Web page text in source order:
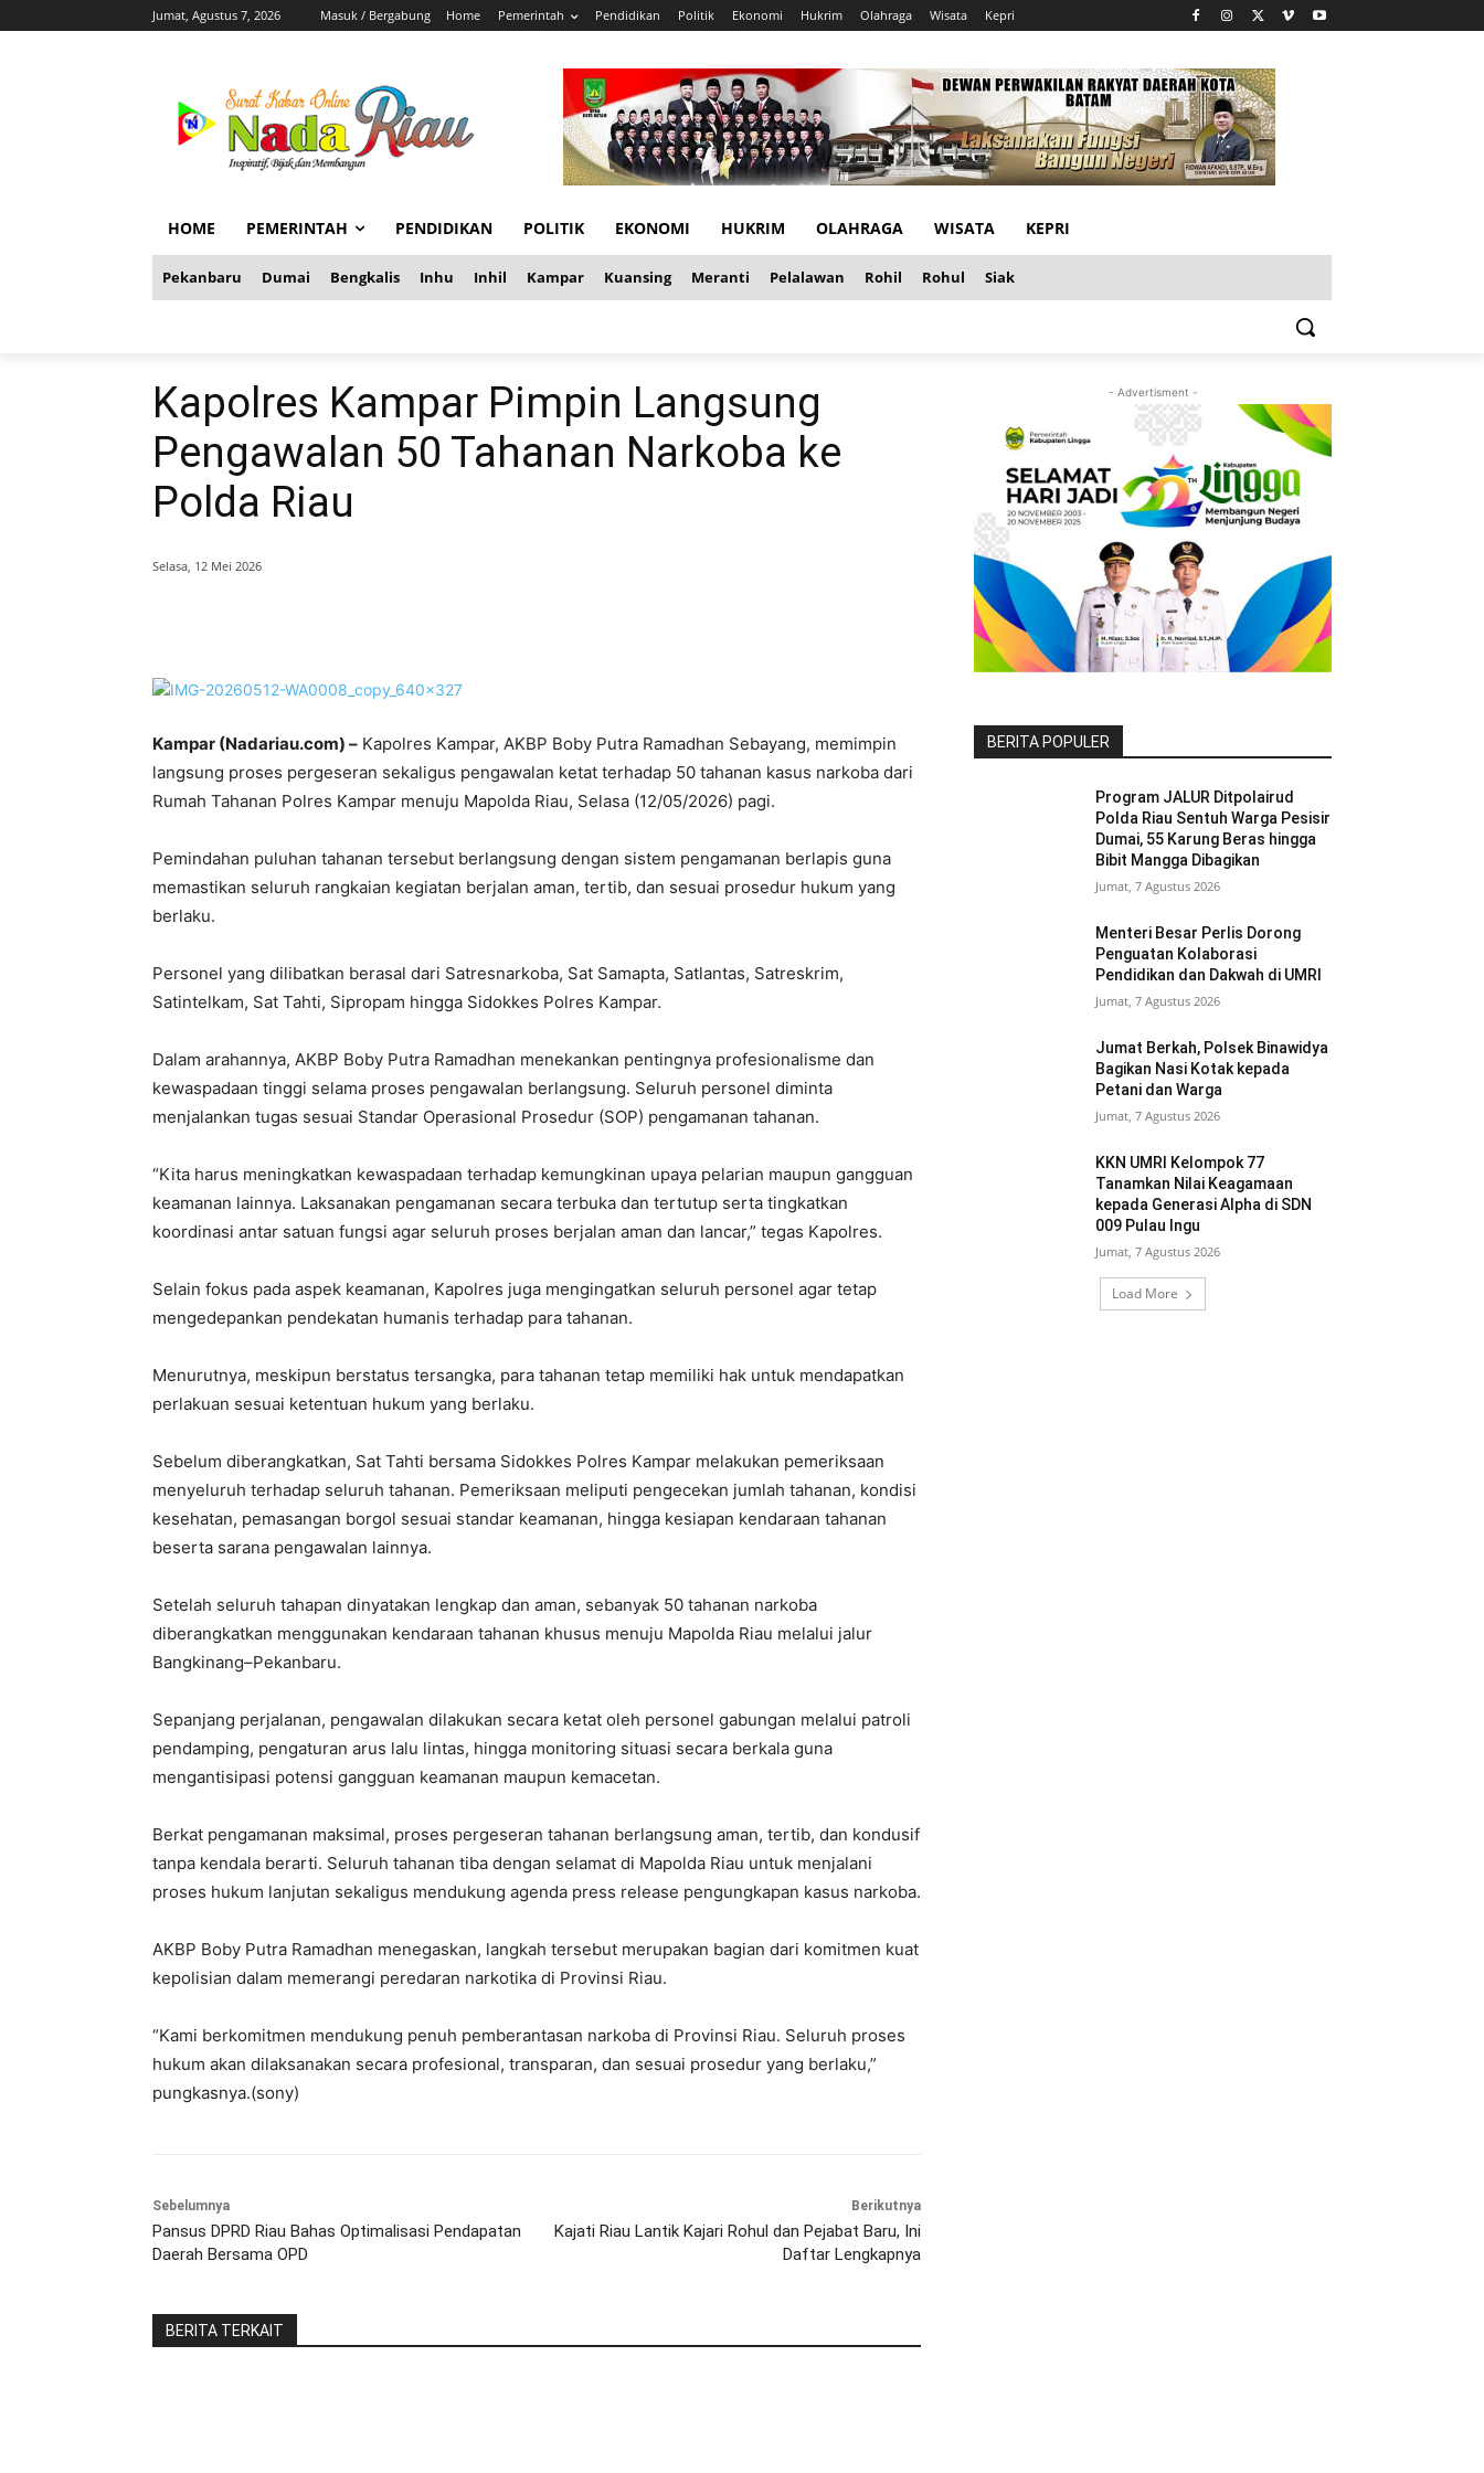
Jumat, Agustus 7, 2026 Masuk / Bergabung Home Pemerintah Pendidikan Politik Ekonomi Hukrim Olahraga Wisata Kepri
HOME PEMERINTAH PENDIDIKAN POLITIK EKONOMI HUKRIM OLAHRAGA WISATA KEPRI
Pekanbaru Dumai Bengkalis Inhu Inhil Kampar Kuansing Meranti Pelalawan Rohil Rohul Siak
Kapolres Kampar Pimpin Langsung
Pengawalan 50 Tahanan Narkoba ke
Polda Riau
Selasa, 12 Mei 2026
Kampar (Nadariau.com) – Kapolres Kampar, AKBP Boby Putra Ramadhan Sebayang, memimpin
langsung proses pergeseran sekaligus pengawalan ketat terhadap 50 tahanan kasus narkoba dari
Rumah Tahanan Polres Kampar menuju Mapolda Riau, Selasa (12/05/2026) pagi.
Pemindahan puluhan tahanan tersebut berlangsung dengan sistem pengamanan berlapis guna
memastikan seluruh rangkaian kegiatan berjalan aman, tertib, dan sesuai prosedur hukum yang
berlaku.
Personel yang dilibatkan berasal dari Satresnarkoba, Sat Samapta, Satlantas, Satreskrim,
Satintelkam, Sat Tahti, Sipropam hingga Sidokkes Polres Kampar.
Dalam arahannya, AKBP Boby Putra Ramadhan menekankan pentingnya profesionalisme dan
kewaspadaan tinggi selama proses pengawalan berlangsung. Seluruh personel diminta
menjalankan tugas sesuai Standar Operasional Prosedur (SOP) pengamanan tahanan.
“Kita harus meningkatkan kewaspadaan terhadap kemungkinan upaya pelarian maupun gangguan
keamanan lainnya. Laksanakan pengamanan secara terbuka dan tertutup serta tingkatkan
koordinasi antar satuan fungsi agar seluruh proses berjalan aman dan lancar,” tegas Kapolres.
Selain fokus pada aspek keamanan, Kapolres juga mengingatkan seluruh personel agar tetap
mengedepankan pendekatan humanis terhadap para tahanan.
Menurutnya, meskipun berstatus tersangka, para tahanan tetap memiliki hak untuk mendapatkan
perlakuan sesuai ketentuan hukum yang berlaku.
Sebelum diberangkatkan, Sat Tahti bersama Sidokkes Polres Kampar melakukan pemeriksaan
menyeluruh terhadap seluruh tahanan. Pemeriksaan meliputi pengecekan jumlah tahanan, kondisi
kesehatan, pemasangan borgol sesuai standar keamanan, hingga kesiapan kendaraan tahanan
beserta sarana pengawalan lainnya.
Setelah seluruh tahapan dinyatakan lengkap dan aman, sebanyak 50 tahanan narkoba
diberangkatkan menggunakan kendaraan tahanan khusus menuju Mapolda Riau melalui jalur
Bangkinang–Pekanbaru.
Sepanjang perjalanan, pengawalan dilakukan secara ketat oleh personel gabungan melalui patroli
pendamping, pengaturan arus lalu lintas, hingga monitoring situasi secara berkala guna
mengantisipasi potensi gangguan keamanan maupun kemacetan.
Berkat pengamanan maksimal, proses pergeseran tahanan berlangsung aman, tertib, dan kondusif
tanpa kendala berarti. Seluruh tahanan tiba dengan selamat di Mapolda Riau untuk menjalani
proses hukum lanjutan sekaligus mendukung agenda press release pengungkapan kasus narkoba.
AKBP Boby Putra Ramadhan menegaskan, langkah tersebut merupakan bagian dari komitmen kuat
kepolisian dalam memerangi peredaran narkotika di Provinsi Riau.
“Kami berkomitmen mendukung penuh pemberantasan narkoba di Provinsi Riau. Seluruh proses
hukum akan dilaksanakan secara profesional, transparan, dan sesuai prosedur yang berlaku,”
pungkasnya.(sony)
Sebelumnya
Pansus DPRD Riau Bahas Optimalisasi Pendapatan
Daerah Bersama OPD
Berikutnya
Kajati Riau Lantik Kajari Rohul dan Pejabat Baru, Ini
Daftar Lengkapnya
BERITA TERKAIT
- Advertisment -
BERITA POPULER
Program JALUR Ditpolairud
Polda Riau Sentuh Warga Pesisir
Dumai, 55 Karung Beras hingga
Bibit Mangga Dibagikan
Jumat, 7 Agustus 2026
Menteri Besar Perlis Dorong
Penguatan Kolaborasi
Pendidikan dan Dakwah di UMRI
Jumat, 7 Agustus 2026
Jumat Berkah, Polsek Binawidya
Bagikan Nasi Kotak kepada
Petani dan Warga
Jumat, 7 Agustus 2026
KKN UMRI Kelompok 77
Tanamkan Nilai Keagamaan
kepada Generasi Alpha di SDN
009 Pulau Ingu
Jumat, 7 Agustus 2026
Load More